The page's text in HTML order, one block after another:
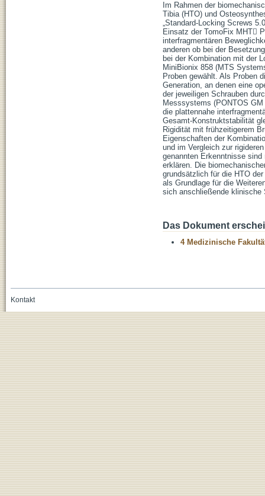
Im Rahmen der
Tibia (HTO) und
„Standard-Locking Screws
Einsatz der TomoFix MHT
interfragmentären
anderen ob bei der
bei der Kombination mit der
MiniBionix 858 (MTS
Proben gewählt. Als Proben
Generation, an denen eine
der jeweiligen Schrauben
Messsystems (PONTOS
die plattennahe
Gesamt-Konstruktstabilität
Rigidität mit frühzeitigerem
Eigenschaften der
und im Vergleich zur
genannten Erkenntnisse
erklären. Die
grundsätzlich für die HTO
als Grundlage für die
sich anschließende klinische
Das Dokument
4 Medizinische
Kontakt